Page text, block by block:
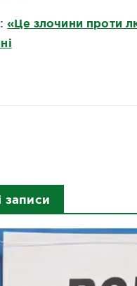
«Це злочини проти
записи